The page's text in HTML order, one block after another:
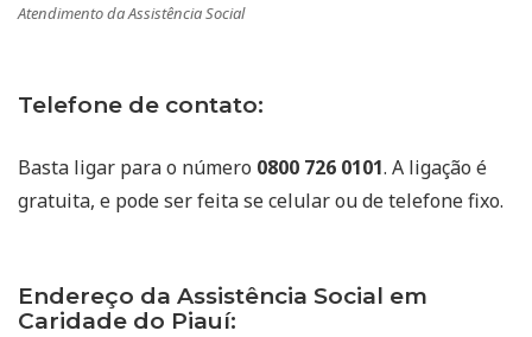
Atendimento da Assistência Social
Telefone de contato:
Basta ligar para o número 0800 726 0101. A ligação é
gratuita, e pode ser feita se celular ou de telefone fixo.
Endereço da Assistência Social em
Caridade do Piauí: